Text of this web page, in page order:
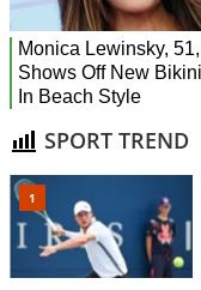
SPORT TREND